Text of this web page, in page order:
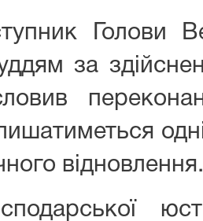
Голови
за
відновлення.